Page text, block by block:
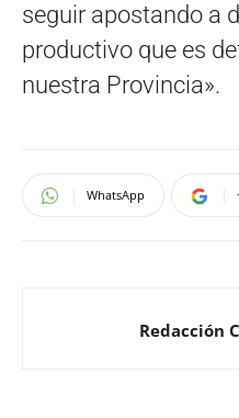
seguir apostando a
productivo que es
nuestra Provincia».
WhatsApp
Redacción